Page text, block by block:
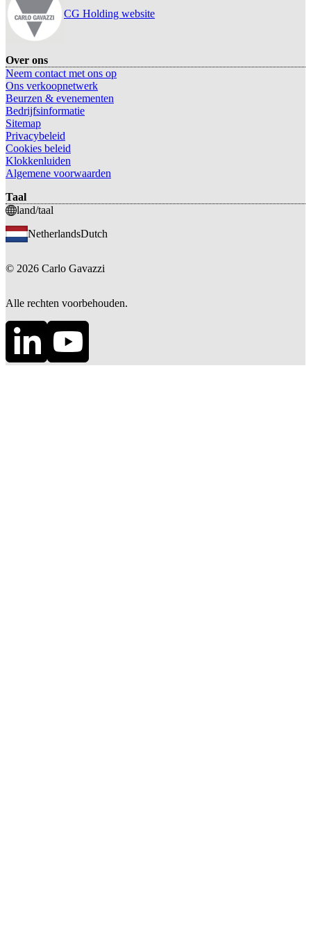
CG Holding website
Over ons
Neem contact met ons op
Ons verkoopnetwerk
Beurzen & evenementen
Bedrijfsinformatie
Sitemap
Privacybeleid
Cookies beleid
Klokkenluiden
Algemene voorwaarden
Taal
land/taal
NetherlandsDutch
© 2026 Carlo Gavazzi
Alle rechten voorbehouden.